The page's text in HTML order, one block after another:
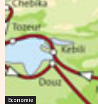
Economie